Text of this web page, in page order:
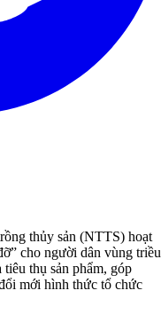
thủy sản (NTTS) hoạt
cho người dân vùng triều
thụ sản phẩm, góp
mới hình thức tổ chức